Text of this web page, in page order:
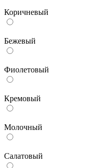
Коричневый
Бежевый
Фиолетовый
Кремовый
Молочный
Салатовый